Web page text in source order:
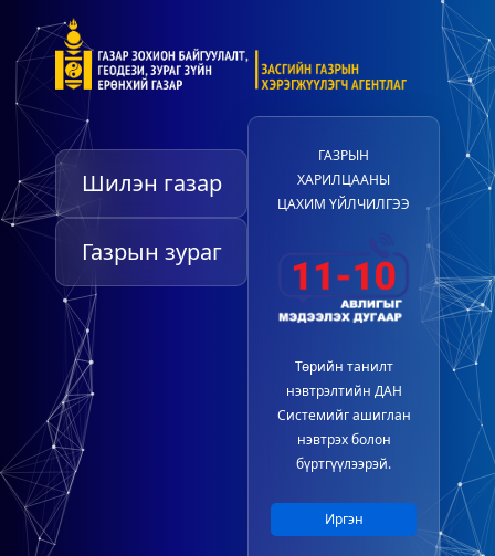
Шилэн газар
Газрын зураг
ГАЗРЫН
ХАРИЛЦААНЫ
ЦАХИМ ҮЙЛЧИЛГЭЭ
Төрийн танилт
нэвтрэлтийн ДАН
Системийг ашиглан
нэвтрэх болон
бүртгүүлээрэй.
Иргэн